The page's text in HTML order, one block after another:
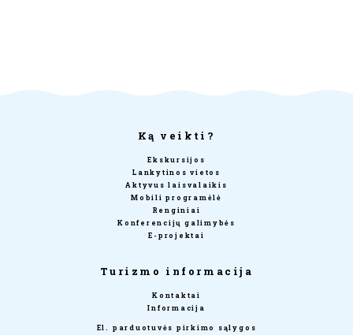
Ką veikti?
Ekskursijos
Lankytinos vietos
Aktyvus laisvalaikis
Mobili programėlė
Renginiai
Konferencijų galimybės
E-projektai
Turizmo informacija
Kontaktai
Informacija
El. parduotuvės pirkimo sąlygos